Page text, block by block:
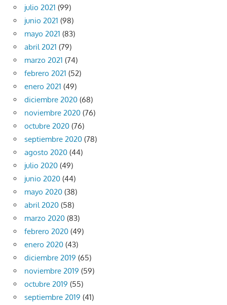
julio 2021 (99)
junio 2021 (98)
mayo 2021 (83)
abril 2021 (79)
marzo 2021 (74)
febrero 2021 (52)
enero 2021 (49)
diciembre 2020 (68)
noviembre 2020 (76)
octubre 2020 (76)
septiembre 2020 (78)
agosto 2020 (44)
julio 2020 (49)
junio 2020 (44)
mayo 2020 (38)
abril 2020 (58)
marzo 2020 (83)
febrero 2020 (49)
enero 2020 (43)
diciembre 2019 (65)
noviembre 2019 (59)
octubre 2019 (55)
septiembre 2019 (41)